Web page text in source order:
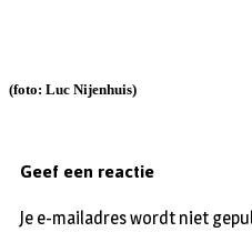
(foto: Luc Nijenhuis)
Geef een reactie
Je e-mailadres wordt niet